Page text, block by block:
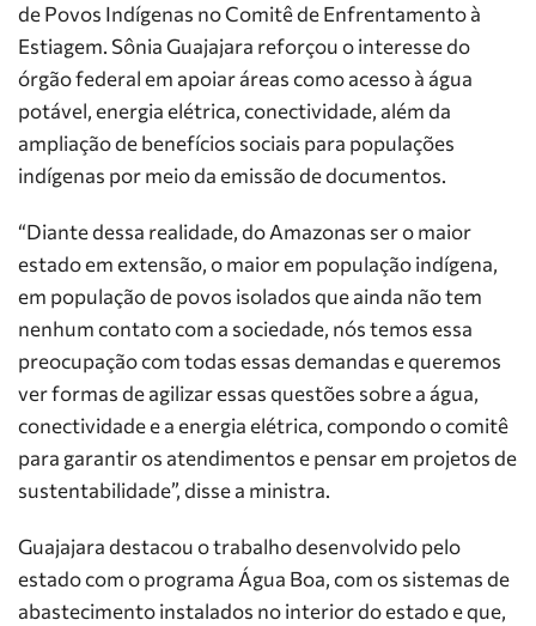
de Povos Indígenas no Comitê de Enfrentamento à
Estiagem. Sônia Guajajara reforçou o interesse do
órgão federal em apoiar áreas como acesso à água
potável, energia elétrica, conectividade, além da
ampliação de benefícios sociais para populações
indígenas por meio da emissão de documentos.
“Diante dessa realidade, do Amazonas ser o maior
estado em extensão, o maior em população indígena,
em população de povos isolados que ainda não tem
nenhum contato com a sociedade, nós temos essa
preocupação com todas essas demandas e queremos
ver formas de agilizar essas questões sobre a água,
conectividade e a energia elétrica, compondo o comitê
para garantir os atendimentos e pensar em projetos de
sustentabilidade”, disse a ministra.
Guajajara destacou o trabalho desenvolvido pelo
estado com o programa Água Boa, com os sistemas de
abastecimento instalados no interior do estado e que,